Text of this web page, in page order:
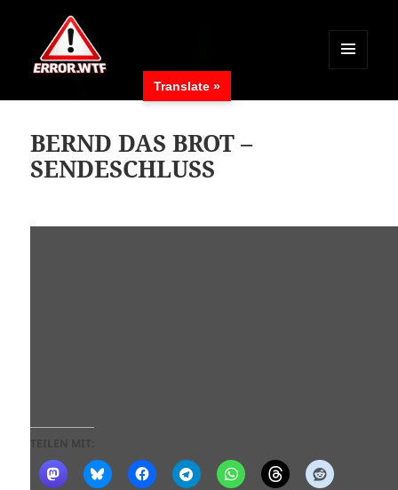
MENÜ
WIDGETS
BERND DAS BROT –
SENDESCHLUSS
Translate »